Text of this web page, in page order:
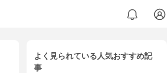
よく見られている人気おすすめ記
事